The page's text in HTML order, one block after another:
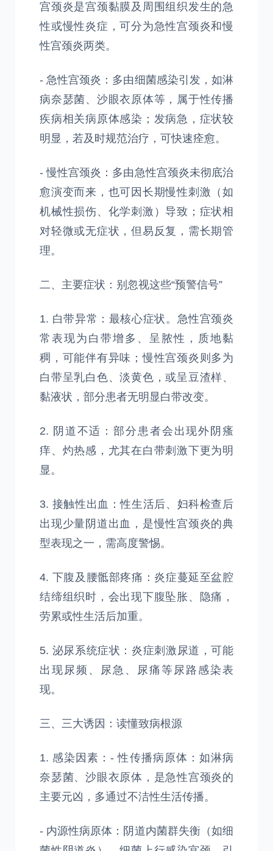
宫颈炎是宫颈黏膜及周围组织发生的急
性或慢性炎症，可分为急性宫颈炎和慢
性宫颈炎两类。
- 急性宫颈炎：多由细菌感染引发，如淋
病奈瑟菌、沙眼衣原体等，属于性传播
疾病相关病原体感染；发病急，症状较
明显，若及时规范治疗，可快速痊愈。
- 慢性宫颈炎：多由急性宫颈炎未彻底治
愈演变而来，也可因长期慢性刺激（如
机械性损伤、化学刺激）导致；症状相
对轻微或无症状，但易反复，需长期管
理。
二、主要症状：别忽视这些“预警信号”
1. 白带异常：最核心症状。急性宫颈炎
常表现为白带增多、呈脓性，质地黏
稠，可能伴有异味；慢性宫颈炎则多为
白带呈乳白色、淡黄色，或呈豆渣样、
黏液状，部分患者无明显白带改变。
2. 阴道不适：部分患者会出现外阴瘙
痒、灼热感，尤其在白带刺激下更为明
显。
3. 接触性出血：性生活后、妇科检查后
出现少量阴道出血，是慢性宫颈炎的典
型表现之一，需高度警惕。
4. 下腹及腰骶部疼痛：炎症蔓延至盆腔
结缔组织时，会出现下腹坠胀、隐痛，
劳累或性生活后加重。
5. 泌尿系统症状：炎症刺激尿道，可能
出现尿频、尿急、尿痛等尿路感染表
现。
三、三大诱因：读懂致病根源
1. 感染因素：- 性传播病原体：如淋病
奈瑟菌、沙眼衣原体，是急性宫颈炎的
主要元凶，多通过不洁性生活传播。
- 内源性病原体：阴道内菌群失衡（如细